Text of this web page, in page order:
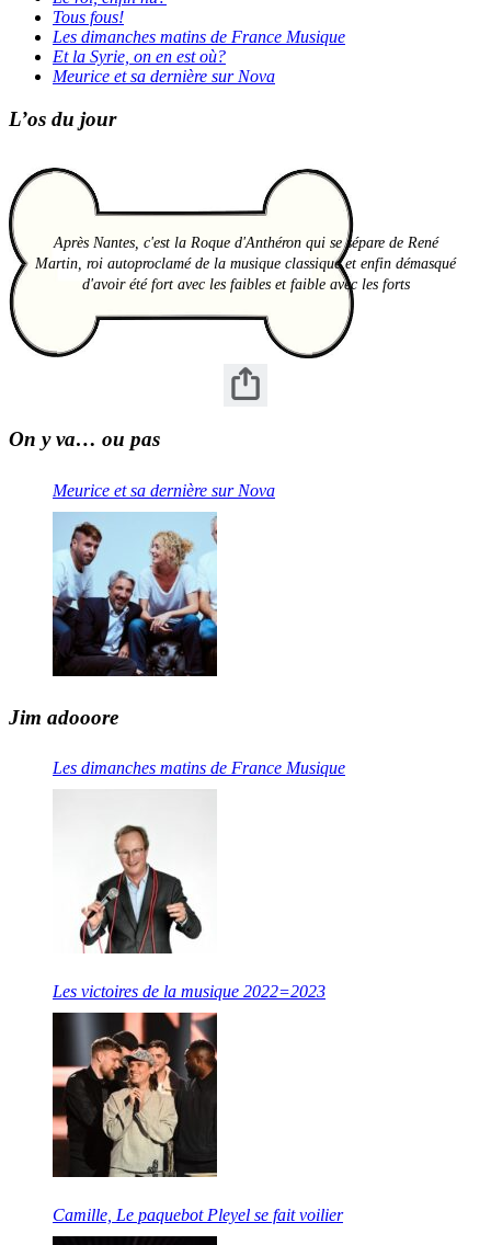
Tous fous!
Les dimanches matins de France Musique
Et la Syrie, on en est où?
Meurice et sa dernière sur Nova
L’os du jour
Après Nantes, c'est la Roque d'Anthéron qui se sépare de René
Martin, roi autoproclamé de la musique classique et enfin démasqué
d'avoir été fort avec les faibles et faible avec les forts
On y va… ou pas
Meurice et sa dernière sur Nova
Jim adooore
Les dimanches matins de France Musique
Les victoires de la musique 2022=2023
Camille, Le paquebot Pleyel se fait voilier